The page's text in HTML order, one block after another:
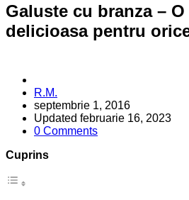
Galuste cu branza – O
delicioasa pentru
Posted
by
R.M.
septembrie 1, 2016
Updated februarie 16, 2023
0 Comments
Cuprins